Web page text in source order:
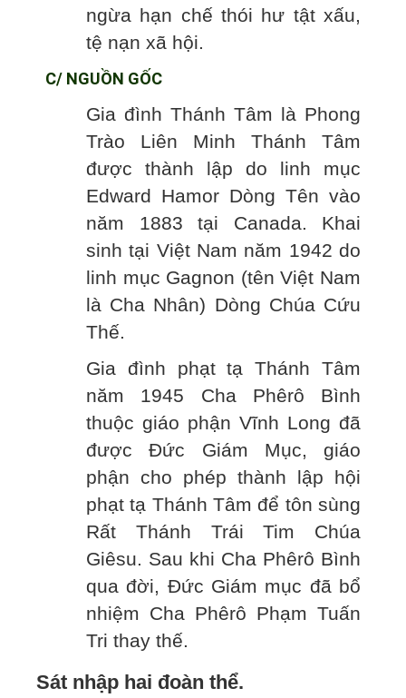
ngừa hạn chế thói hư tật xấu,
tệ nạn xã hội.
C/ NGUỒN GỐC
Gia đình Thánh Tâm là Phong
Trào Liên Minh Thánh Tâm
được thành lập do linh mục
Edward Hamor Dòng Tên vào
năm 1883 tại Canada. Khai
sinh tại Việt Nam năm 1942 do
linh mục Gagnon (tên Việt Nam
là Cha Nhân) Dòng Chúa Cứu
Thế.
Gia đình phạt tạ Thánh Tâm
năm 1945 Cha Phêrô Bình
thuộc giáo phận Vĩnh Long đã
được Đức Giám Mục, giáo
phận cho phép thành lập hội
phạt tạ Thánh Tâm để tôn sùng
Rất Thánh Trái Tim Chúa
Giêsu. Sau khi Cha Phêrô Bình
qua đời, Đức Giám mục đã bổ
nhiệm Cha Phêrô Phạm Tuấn
Tri thay thế.
Sát nhập hai đoàn thể.